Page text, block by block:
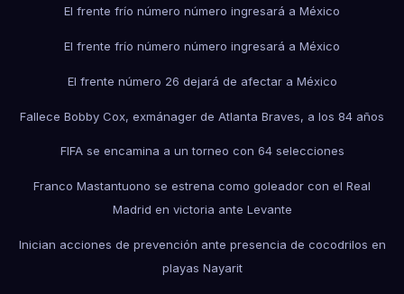
El frente frío número número ingresará a México
El frente frío número número ingresará a México
El frente número 26 dejará de afectar a México
Fallece Bobby Cox, exmánager de Atlanta Braves, a los 84 años
FIFA se encamina a un torneo con 64 selecciones
Franco Mastantuono se estrena como goleador con el Real
Madrid en victoria ante Levante
Inician acciones de prevención ante presencia de cocodrilos en
playas Nayarit